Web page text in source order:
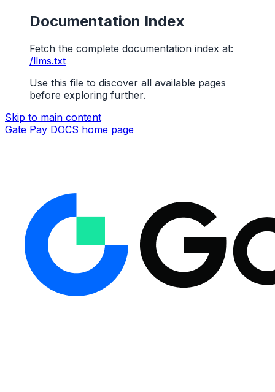
Documentation Index
Fetch the complete documentation index at:
/llms.txt
Use this file to discover all available pages
before exploring further.
Skip to main content
Gate Pay DOCS home page